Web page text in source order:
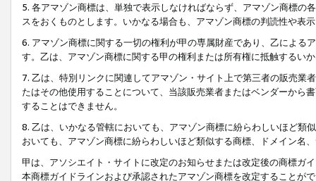
5. 各アマゾン商標は、単独で表示しなければならず、アマゾン商標
スをおくものとします。いかなる場合も、アマゾン商標の判読性や表
6. アマゾン商標に関する一切の権利が甲の専属財産であり、乙による
す。乙は、アマゾン商標に関する甲の権利または所有権に抵触するい
7. 乙は、特別リンクに関連してアマゾン・サイト上で第三者の販売
たはその他使用することについて、当該販売業者またはベンダーから
することはできません。
8. 乙は、いかなる管轄においても、アマゾン商標に紛らわしいほど類
おいても、アマゾン商標に紛らわしいほど類似する商標、ドメイン名
甲は、アソシエイト・サイトに改定のお知らせまたは改定後の商標ガ
本商標ガイドラインおよび承認されたアマゾン商標を改定することが